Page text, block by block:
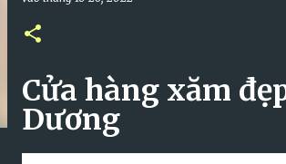
Cửa hàng xăm
Dương